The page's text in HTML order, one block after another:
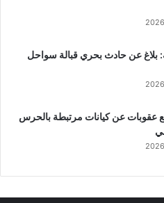
بلاغ عن حادث بحري قبالة سواحل
عقوبات عن كيانات مرتبطة بالحرس